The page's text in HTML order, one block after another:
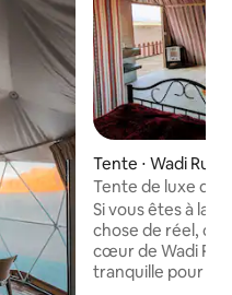
Tente ⋅ Wadi Rum
Tente de luxe
Rum
Si vous êtes à la
chose de réel,
cœur de Wadi
tranquille pour